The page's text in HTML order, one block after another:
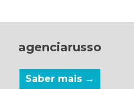
agenciarusso
Saber mais →